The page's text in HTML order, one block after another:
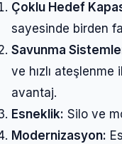
Çoklu Hedef
sayesinde birden
Savunma
ve hızlı
avantaj.
Esneklik: Silo ve
Modernizasyon: